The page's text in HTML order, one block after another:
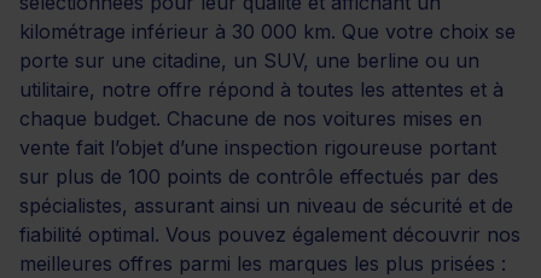
kilométrage inférieur à 30 000 km. Que votre choix se
porte sur une citadine, un SUV, une berline ou un
utilitaire, notre offre répond à toutes les attentes et à
chaque budget. Chacune de nos voitures mises en
vente fait l’objet d’une inspection rigoureuse portant
sur plus de 100 points de contrôle effectués par des
spécialistes, assurant ainsi un niveau de sécurité et de
fiabilité optimal. Vous pouvez également découvrir nos
meilleures offres parmi les marques les plus prisées :